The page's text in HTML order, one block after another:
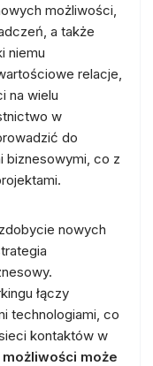
możliwości,
a także
niemu
relacje,
na wielu
w
do
biznesowymi, co z
nowych
łączy
technologiami, co
kontaktów w
może